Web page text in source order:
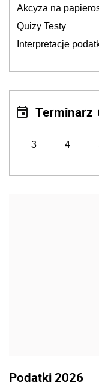
Akcyza na
Quizy Testy
Interpretacje
Terminarz
3 4
Podatki 2026